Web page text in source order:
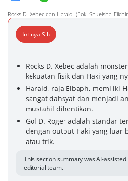
Rocks D. Xebec dan Harald. (Dok. Shueisha,
Intinya Sih
Rocks D. Xebec adalah
kekuatan fisik dan Haki yang
Harald, raja Elbaph, memiliki
sangat dahsyat dan menjadi
mustahil dihentikan.
Gol D. Roger adalah standar
dengan output Haki yang luar
atau trik.
This section summary was AI-
editorial team.